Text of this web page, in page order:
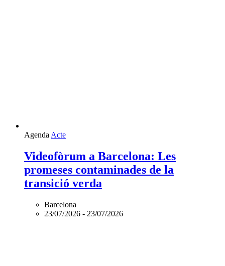
Agenda Acte
Videofòrum a Barcelona: Les
promeses contaminades de la
transició verda
Barcelona
23/07/2026 - 23/07/2026